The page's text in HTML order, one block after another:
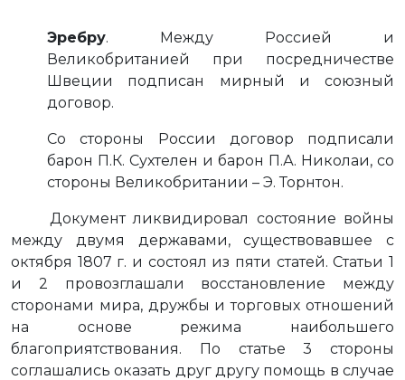
Эребру. Между Россией и
Великобританией при посредничестве
Швеции подписан мирный и союзный
договор.
Со стороны России договор подписали
барон П.К. Сухтелен и барон П.А. Николаи, со
стороны Великобритании – Э. Торнтон.
Документ ликвидировал состояние войны
между двумя державами, существовавшее с
октября 1807 г. и состоял из пяти статей. Статьи 1
и 2 провозглашали восстановление между
сторонами мира, дружбы и торговых отношений
на основе режима наибольшего
благоприятствования. По статье 3 стороны
соглашались оказать друг другу помощь в случае